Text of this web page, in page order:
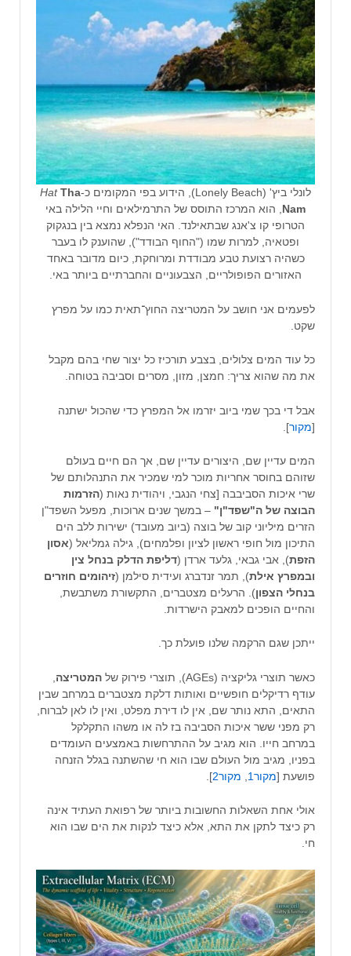
לונלי ביץ' (Lonely Beach), הידוע בפי המקומים כ- Hat Tha
Nam, הוא המרכז התוסס של התרמילאים וחיי הלילה באי
הטרופי קו צ'אנג שבתאילנד. האי הנפלא נמצא בין בנגקוק
ופטאיה, למרות שמו ("החוף הבודד"), שהוענק לו בעבר
כשהיה רצועת טבע מבודדת ומרוחקת, כיום מדובר באחד
האזורים הפופולריים, הצבעוניים והחברתיים ביותר באי.
לפעמים אני חושב על המטריצה החוץ־תאית כמו על מפרץ
שקט.
כל עוד המים צלולים, בצבע תורכיז כל יצור שחי בהם מקבל
את מה שהוא צריך: חמצן, מזון, מסרים וסביבה בטוחה.
אבל די בכך שמי ביוב יזרמו אל המפרץ כדי שהכול ישתנה
[מקור].
המים עדיין שם, היצורים עדיין שם, אך הם חיים בעולם
שזוהם בחוסר אחריות מוכר למי שמכיר את התנהלותם של
שרי איכות הסביבבה [צחי הנגבי, ויהודית נאות (הזרמות
הבוצה של ה"שפד"ן" – במשך שנים ארוכות, מפעל השפד"ן
הזרים מיליוני קוב של בוצה (ביוב מעובד) ישירות ללב הים
התיכון מול חופי ראשון לציון ופלמחים), גילה גמליאל (אסון
הזפת), אבי גבאי, גלעד ארדן (דליפת הדלק בנחל צין
ובמפרץ אילת), תמר זנדברג ועידית סילמן (זיהומים חוזרים
בנחלי הצפון). הרעלים מצטברים, התקשורת משתבשת,
והחיים הופכים למאבק הישרדות.
ייתכן שגם הרקמה שלנו פועלת כך.
כאשר תוצרי גליקציה (AGEs), תוצרי פירוק של המטריצה
עודף רדיקלים חופשיים ואותות דלקת מצטברים במרחב שבין
התאים, התא נותר שם, אין לו דירת מפלט, ואין לו לאן לברוח,
רק מפני ששר איכות הסביבה בז לה או משהו התקלקל
במרחב חייו. הוא מגיב על ההתרחשות באמצעים העומדים
בפניו, מגיב מול העולם שבו הוא חי שהשתנה בגלל הזנחה
פושעת [מקור1 מקור2 ].
אולי אחת השאלות החשובות ביותר של רפואת העתיד אינה
רק כיצד לתקן את התא, אלא כיצד לנקות את הים שבו הוא
חי.